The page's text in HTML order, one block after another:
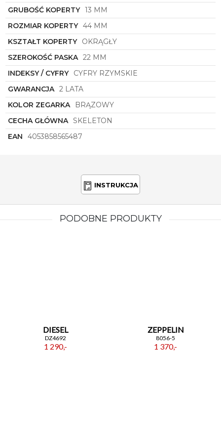
GRUBOŚĆ KOPERTY 13 MM
ROZMIAR KOPERTY 44 MM
KSZTAŁT KOPERTY OKRĄGŁY
SZEROKOŚĆ PASKA 22 MM
INDEKSY / CYFRY CYFRY RZYMSKIE
GWARANCJA 2 LATA
KOLOR ZEGARKA
BRĄZOWY
CECHA GŁÓWNA SKELETON
EAN
4053858565487
INSTRUKCJA
PODOBNE PRODUKTY
DIESEL
DZ4692
1 290,-
ZEPPELIN
8056-5
1 370,-